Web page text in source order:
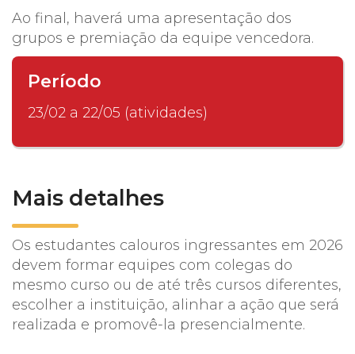
Ao final, haverá uma apresentação dos
grupos e premiação da equipe vencedora.
Período
23/02 a 22/05 (atividades)
Mais detalhes
Os estudantes calouros ingressantes em 2026
devem formar equipes com colegas do
mesmo curso ou de até três cursos diferentes,
escolher a instituição, alinhar a ação que será
realizada e promovê-la presencialmente.